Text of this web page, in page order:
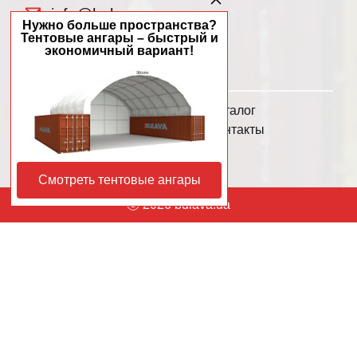
info@bulava.ua
О нас
Каталог
Услуги
Контакты
Политика
ⓒ 2026 bulava.ua
Нужно больше пространства?
Тентовые ангары – быстрый и
экономичный вариант!
Смотреть тентовые ангары